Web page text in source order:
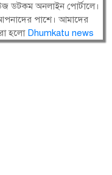
ডটকম অনলাইন পোর্টালে।
পাশে। আমাদের
হলো Dhumkatu news